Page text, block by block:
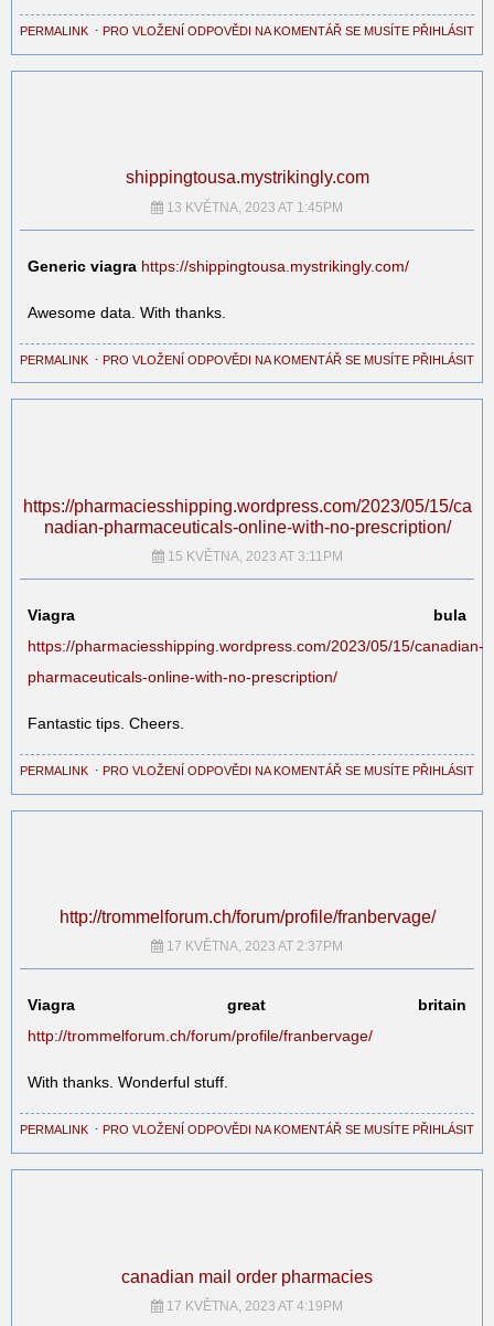
PERMALINK ⋅ PRO VLOŽENÍ ODPOVĚDI NA KOMENTÁŘ SE MUSÍTE PŘIHLÁSIT
shippingtousa.mystrikingly.com
13 KVĚTNA, 2023 AT 1:45PM
Generic viagra https://shippingtousa.mystrikingly.com/
Awesome data. With thanks.
PERMALINK ⋅ PRO VLOŽENÍ ODPOVĚDI NA KOMENTÁŘ SE MUSÍTE PŘIHLÁSIT
https://pharmaciesshipping.wordpress.com/2023/05/15/ca
nadian-pharmaceuticals-online-with-no-prescription/
15 KVĚTNA, 2023 AT 3:11PM
Viagra bula
https://pharmaciesshipping.wordpress.com/2023/05/15/canadian-
pharmaceuticals-online-with-no-prescription/
Fantastic tips. Cheers.
PERMALINK ⋅ PRO VLOŽENÍ ODPOVĚDI NA KOMENTÁŘ SE MUSÍTE PŘIHLÁSIT
http://trommelforum.ch/forum/profile/franbervage/
17 KVĚTNA, 2023 AT 2:37PM
Viagra great britain
http://trommelforum.ch/forum/profile/franbervage/
With thanks. Wonderful stuff.
PERMALINK ⋅ PRO VLOŽENÍ ODPOVĚDI NA KOMENTÁŘ SE MUSÍTE PŘIHLÁSIT
canadian mail order pharmacies
17 KVĚTNA, 2023 AT 4:19PM